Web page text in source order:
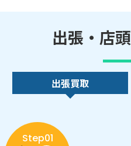
出張・店
出張買取
Step01